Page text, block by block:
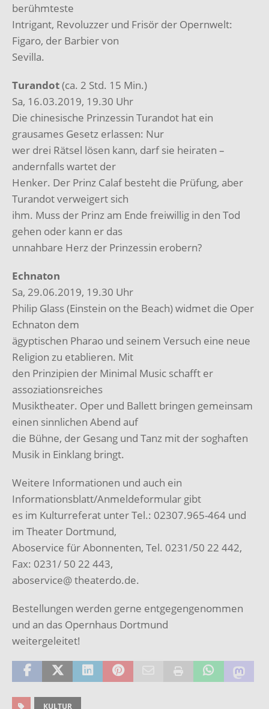
berühmteste
Intrigant, Revoluzzer und Frisör der Opernwelt:
Figaro, der Barbier von
Sevilla.
Turandot(ca. 2 Std. 15 Min.)
Sa, 16.03.2019, 19.30 Uhr
Die chinesische Prinzessin Turandot hat ein
grausames Gesetz erlassen: Nur
wer drei Rätsel lösen kann, darf sie heiraten –
andernfalls wartet der
Henker. Der Prinz Calaf besteht die Prüfung, aber
Turandot verweigert sich
ihm. Muss der Prinz am Ende freiwillig in den Tod
gehen oder kann er das
unnahbare Herz der Prinzessin erobern?
Echnaton
Sa, 29.06.2019, 19.30 Uhr
Philip Glass (Einstein on the Beach) widmet die Oper
Echnaton dem
ägyptischen Pharao und seinem Versuch eine neue
Religion zu etablieren. Mit
den Prinzipien der Minimal Music schafft er
assoziationsreiches
Musiktheater. Oper und Ballett bringen gemeinsam
einen sinnlichen Abend auf
die Bühne, der Gesang und Tanz mit der soghaften
Musik in Einklang bringt.
Weitere Informationen und auch ein
Informationsblatt/Anmeldeformular gibt
es im Kulturreferat unter Tel.: 02307.965-464 und
im Theater Dortmund,
Aboservice für Abonnenten, Tel. 0231/50 22 442,
Fax: 0231/ 50 22 443,
aboservice@ theaterdo.de.
Bestellungen werden gerne entgegengenommen
und an das Opernhaus Dortmund
weitergeleitet!
KULTUR